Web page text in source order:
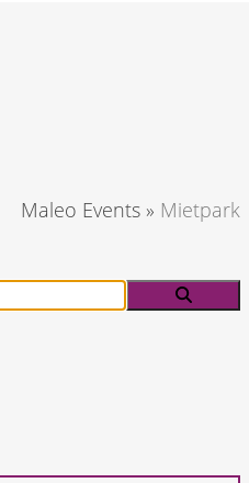
Maleo Events » Mietpark